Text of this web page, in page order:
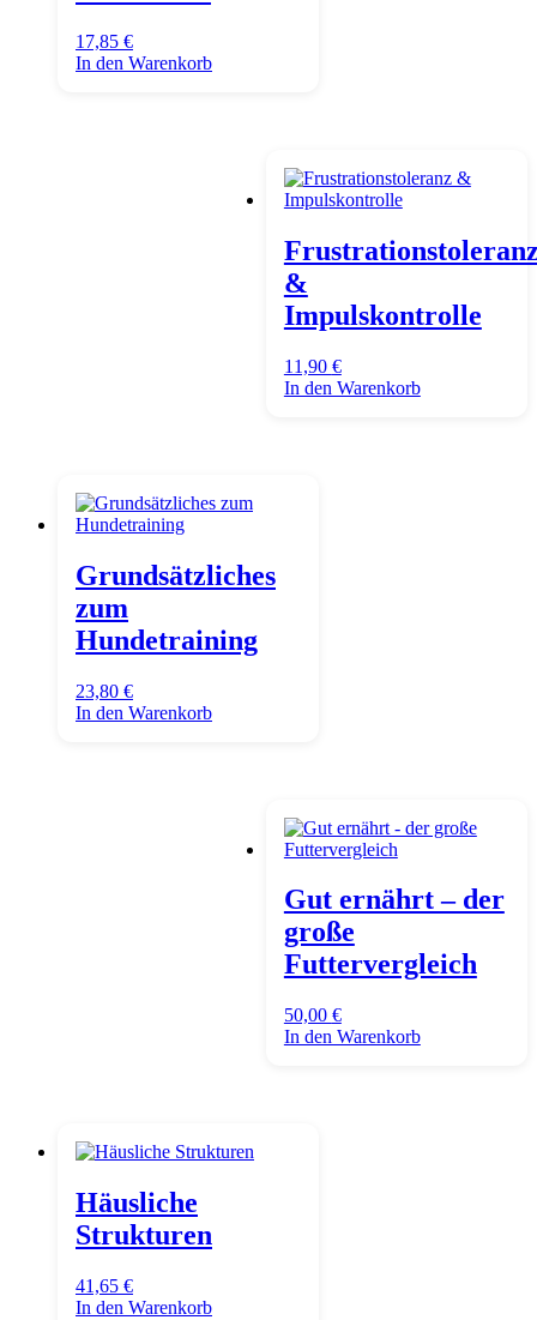
17,85 €
In den Warenkorb
&
Impulskontrolle
11,90 €
In den Warenkorb
Grundsätzliches
zum
Hundetraining
23,80 €
In den Warenkorb
Gut ernährt – der
große
Futtervergleich
50,00 €
In den Warenkorb
Häusliche
Strukturen
41,65 €
In den Warenkorb